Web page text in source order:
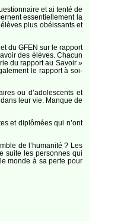
et ai tenté de
essentiellement la
plus obéissants et
du GFEN sur le rapport
des élèves. Chacun
du rapport au Savoir »
le rapport à soi-
ou d’adolescents et
leur vie. Manque de
et diplômées qui n’ont
de l’humanité ? Les
suite les personnes qui
monde à sa perte pour